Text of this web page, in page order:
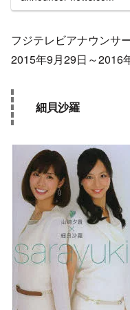
フジテレビアナウンサ
2015年9月29日～2016
細貝沙羅